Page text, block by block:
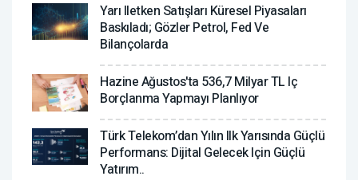
Yarı Iletken Satışları Küresel Piyasaları
Baskıladı; Gözler Petrol, Fed Ve
Bilançolarda
Hazine Ağustos'ta 536,7 Milyar TL Iç
Borçlanma Yapmayı Planlıyor
Türk Telekom’dan Yılın Ilk Yarısında Güçlü
Performans: Dijital Gelecek Için Güçlü
Yatırım..